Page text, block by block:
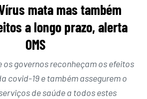
mata mas também
a longo prazo, alerta
OMS
os governos reconheçam os efeitos
covid-19 e também assegurem o
de saúde a todos estes